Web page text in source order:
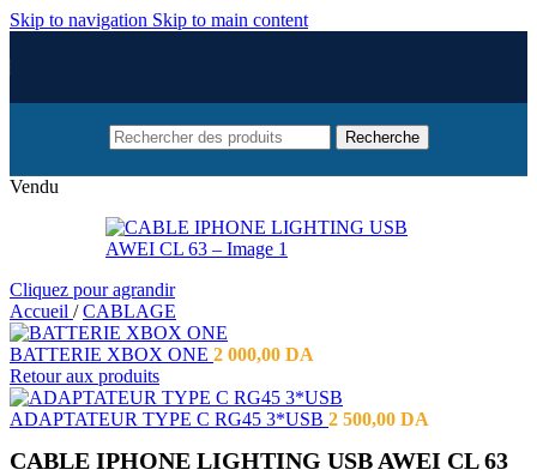
Skip to navigation Skip to main content
Recherche
Vendu
Cliquez pour agrandir
Accueil / CABLAGE
BATTERIE XBOX ONE 2 000,00 DA
Retour aux produits
ADAPTATEUR TYPE C RG45 3*USB 2 500,00 DA
CABLE IPHONE LIGHTING USB AWEI CL 63